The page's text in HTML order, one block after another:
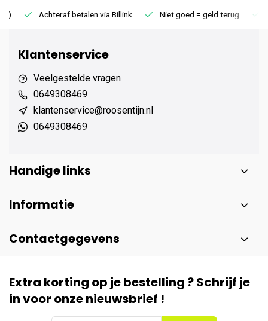
Achteraf betalen via Billink Niet goed = geld terug
Klantenservice
Veelgestelde vragen
0649308469
klantenservice@roosentijn.nl
0649308469
Handige links
Informatie
Contactgegevens
Extra korting op je bestelling ? Schrijf je
in voor onze nieuwsbrief !